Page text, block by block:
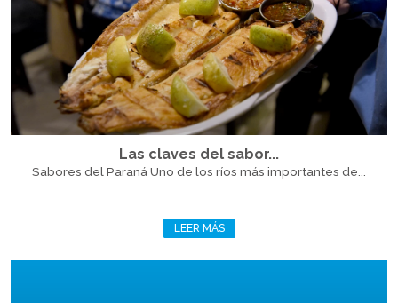
Las claves del sabor...
Sabores del Paraná Uno de los ríos más importantes de...
LEER MÁS